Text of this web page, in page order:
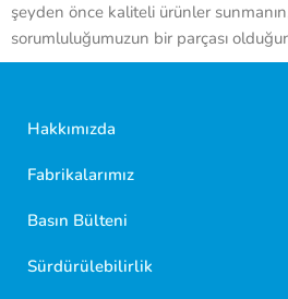
şeyden önce kaliteli ürünler
sorumluluğumuzun bir parçası
Hakkımızda
Fabrikalarımız
Basın Bülteni
SürdürülebilirlikGolf Dondurma Dijital